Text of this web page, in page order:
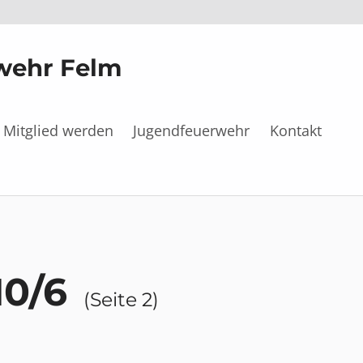
Felm
Mitglied werden Jugendfeuerwehr Kontakt
6 (Seite 2)